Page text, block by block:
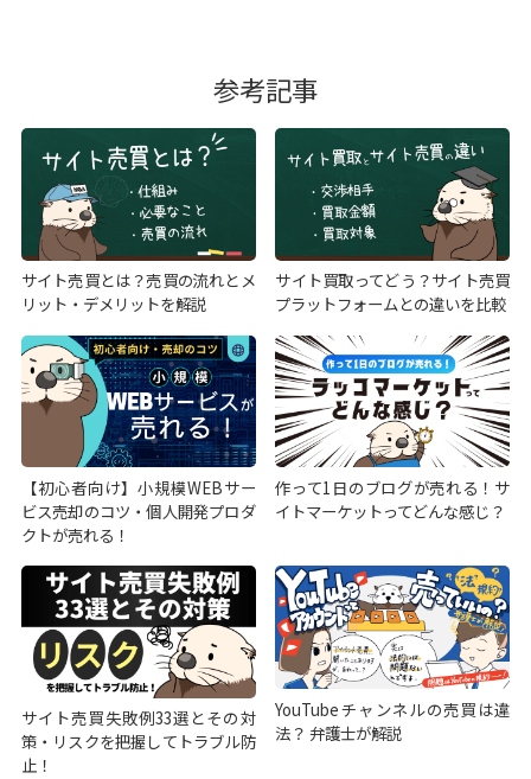
参考記事
サイト売買とは？売買の流れとメ
リット・デメリットを解説
サイト買取ってどう？サイト売買
プラットフォームとの違いを比較
【初心者向け】小規模WEBサー
ビス売却のコツ・個人開発プロダ
クトが売れる！
作って1日のブログが売れる！サ
イトマーケットってどんな感じ？
サイト売買失敗例33選とその対
策・リスクを把握してトラブル防
止！
YouTubeチャンネルの売買は違
法？ 弁護士が解説